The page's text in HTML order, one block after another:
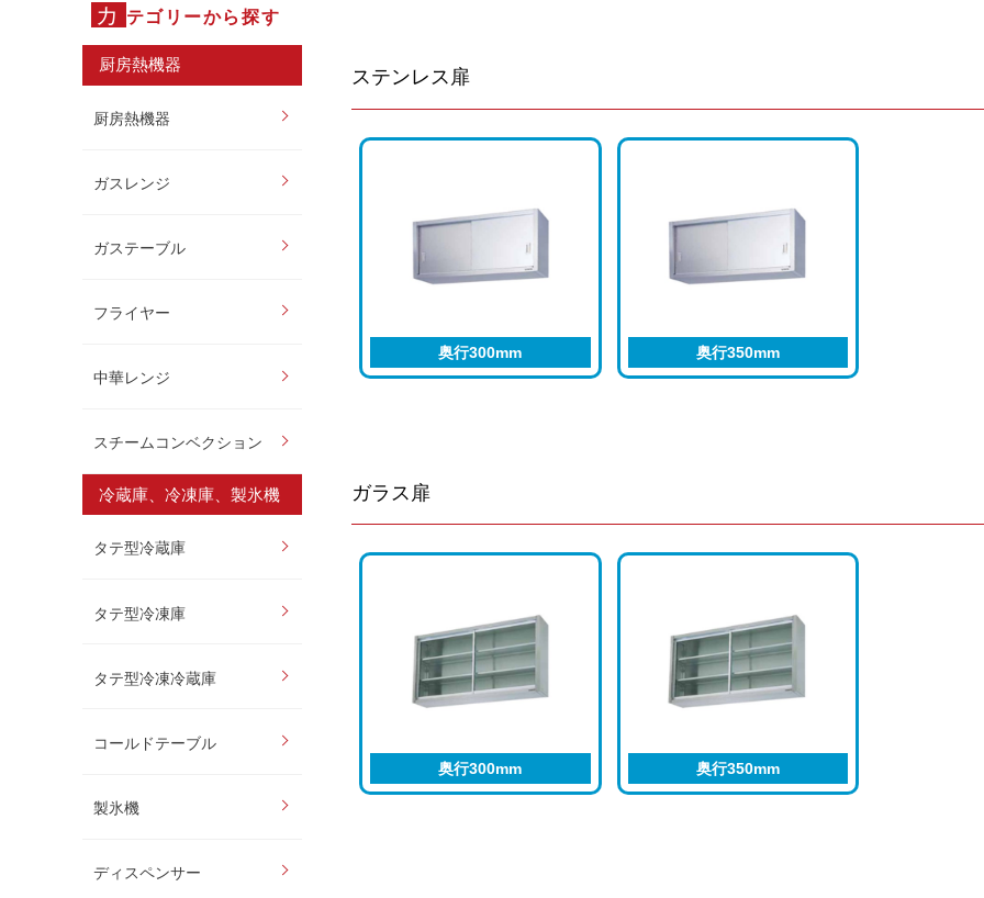
カ テゴリーから探す
厨房熱機器
厨房熱機器
ガスレンジ
ガステーブル
フライヤー
中華レンジ
スチームコンベクション
冷蔵庫、冷凍庫、製氷機
タテ型冷蔵庫
タテ型冷凍庫
タテ型冷凍冷蔵庫
コールドテーブル
製氷機
ディスペンサー
ステンレス扉
奥行300mm 奥行350mm
ガラス扉
奥行300mm 奥行350mm